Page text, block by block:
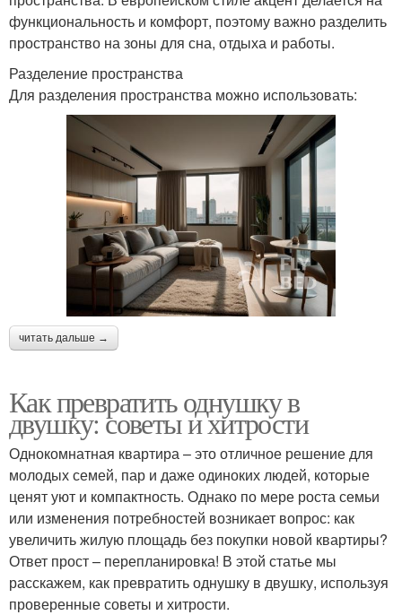
функциональность и комфорт, поэтому важно разделить
пространство на зоны для сна, отдыха и работы.
Разделение пространства
Для разделения пространства можно использовать:
читать дальше →
Как превратить однушку в
двушку: советы и хитрости
Однокомнатная квартира – это отличное решение для
молодых семей, пар и даже одиноких людей, которые
ценят уют и компактность. Однако по мере роста семьи
или изменения потребностей возникает вопрос: как
увеличить жилую площадь без покупки новой квартиры?
Ответ прост – перепланировка! В этой статье мы
расскажем, как превратить однушку в двушку, используя
проверенные советы и хитрости.